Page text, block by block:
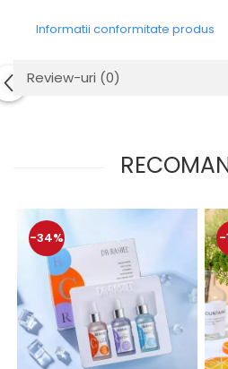
Informatii conformitate produs
Review-uri (0)
-34% -